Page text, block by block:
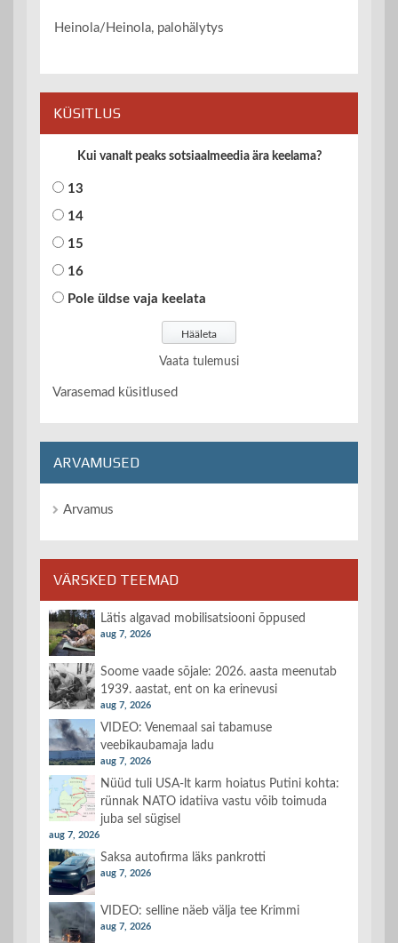
Heinola/Heinola, palohälytys
KÜSITLUS
Kui vanalt peaks sotsiaalmeedia ära keelama?
13
14
15
16
Pole üldse vaja keelata
Vaata tulemusi
Varasemad küsitlused
ARVAMUSED
Arvamus
VÄRSKED TEEMAD
Lätis algavad mobilisatsiooni õppused
aug 7, 2026
Soome vaade sõjale: 2026. aasta meenutab
1939. aastat, ent on ka erinevusi
aug 7, 2026
VIDEO: Venemaal sai tabamuse
veebikaubamaja ladu
aug 7, 2026
Nüüd tuli USA-lt karm hoiatus Putini kohta:
rünnak NATO idatiiva vastu võib toimuda
juba sel sügisel
aug 7, 2026
Saksa autofirma läks pankrotti
aug 7, 2026
VIDEO: selline näeb välja tee Krimmi
aug 7, 2026